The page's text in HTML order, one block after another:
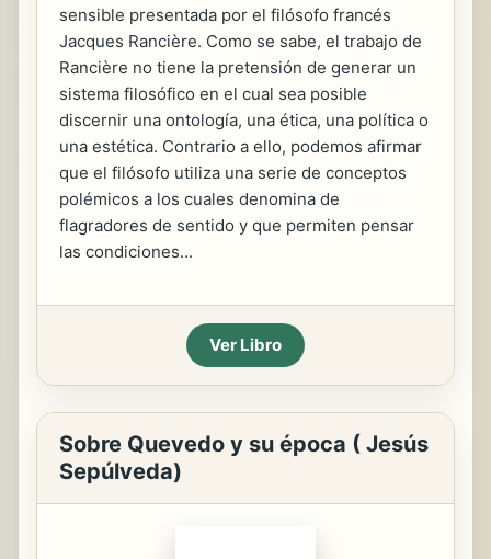
sensible presentada por el filósofo francés
Jacques Rancière. Como se sabe, el trabajo de
Rancière no tiene la pretensión de generar un
sistema filosófico en el cual sea posible
discernir una ontología, una ética, una política o
una estética. Contrario a ello, podemos afirmar
que el filósofo utiliza una serie de conceptos
polémicos a los cuales denomina de
flagradores de sentido y que permiten pensar
las condiciones...
Ver Libro
Sobre Quevedo y su época ( Jesús
Sepúlveda)